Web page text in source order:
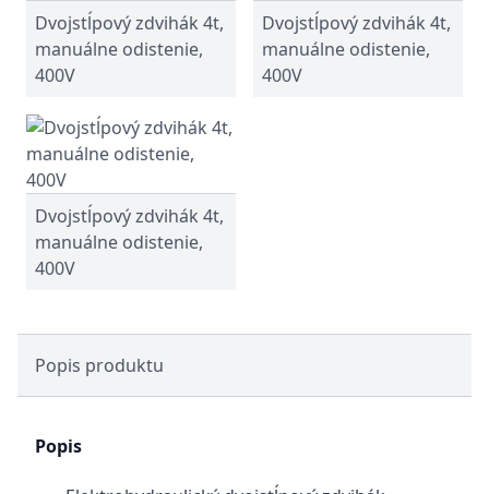
Dvojstĺpový zdvihák 4t,
manuálne odistenie,
400V
Dvojstĺpový zdvihák 4t,
manuálne odistenie,
400V
Dvojstĺpový zdvihák 4t,
manuálne odistenie,
400V
Popis produktu
Popis